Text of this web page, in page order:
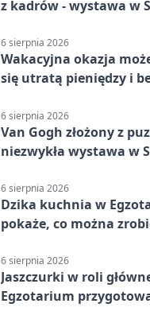
z kadrów - wystawa w
6 sierpnia 2026
Wakacyjna okazja
się utratą pieniędzy i
6 sierpnia 2026
Van Gogh złożony z
niezwykła wystawa w
6 sierpnia 2026
Dzika kuchnia w
pokaże, co można
6 sierpnia 2026
Jaszczurki w roli
Egzotarium